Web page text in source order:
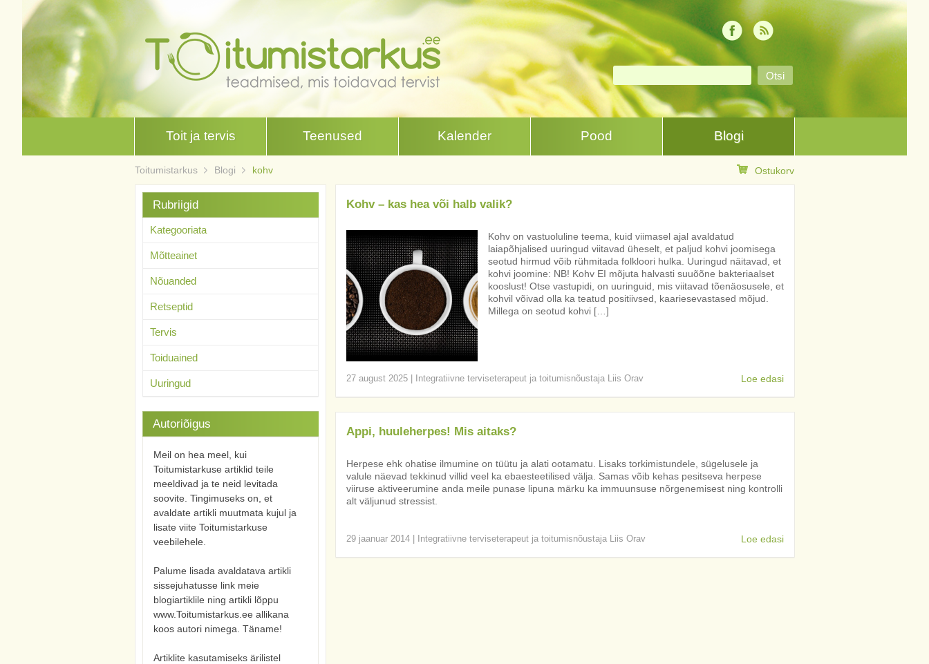
Toit ja tervis Teenused Kalender Pood Blogi
Toitumistarkus Blogi kohv Ostukorv
Kohv – kas hea või halb valik?
Kohv on vastuoluline teema, kuid viimasel ajal avaldatud
laiapõhjalised uuringud viitavad üheselt, et paljud kohvi joomisega
seotud hirmud võib rühmitada folkloori hulka. Uuringud näitavad, et
kohvi joomine: NB! Kohv EI mõjuta halvasti suuõõne bakteriaalset
kooslust! Otse vastupidi, on uuringuid, mis viitavad tõenäosusele, et
kohvil võivad olla ka teatud positiivsed, kaariesevastased mõjud.
Millega on seotud kohvi […]
27 august 2025| Integratiivne terviseterapeut ja toitumisnõustaja Liis Orav Loe edasi
Appi, huuleherpes! Mis aitaks?
Herpese ehk ohatise ilmumine on tüütu ja alati ootamatu. Lisaks torkimistundele, sügelusele ja
valule näevad tekkinud villid veel ka ebaesteetilised välja. Samas võib kehas pesitseva herpese
viiruse aktiveerumine anda meile punase lipuna märku ka immuunsuse nõrgenemisest ning kontrolli
alt väljunud stressist.
29 jaanuar 2014| Integratiivne terviseterapeut ja toitumisnõustaja Liis Orav Loe edasi
Rubriigid
Kategooriata
Mõtteainet
Nõuanded
Retseptid
Tervis
Toiduained
Uuringud
Autoriõigus
Meil on hea meel, kui
Toitumistarkuse artiklid teile
meeldivad ja te neid levitada
soovite. Tingimuseks on, et
avaldate artikli muutmata kujul ja
lisate viite Toitumistarkuse
veebilehele.
Palume lisada avaldatava artikli
sissejuhatusse link meie
blogiartiklile ning artikli lõppu
www.Toitumistarkus.ee allikana
koos autori nimega. Täname!
Artiklite kasutamiseks ärilistel